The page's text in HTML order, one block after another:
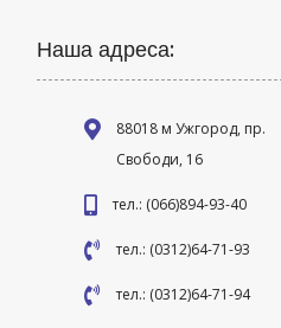
Наша адреса:
88018 м Ужгород, пр.
Свободи, 16
тел.: (066)894-93-40
тел.: (0312)64-71-93
тел.: (0312)64-71-94